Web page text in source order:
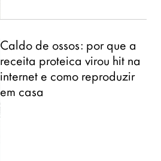
Caldo de ossos: por que a
receita proteica virou hit na
internet e como reproduzir
em casa